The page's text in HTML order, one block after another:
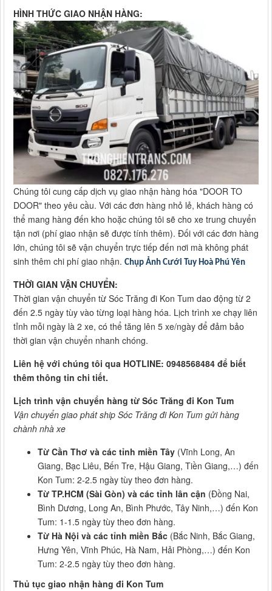
HÌNH THỨC GIAO NHẬN HÀNG:
Chúng tôi cung cấp dịch vụ giao nhận hàng hóa "DOOR TO
DOOR" theo yêu cầu. Với các đơn hàng nhỏ lẻ, khách hàng có
thể mang hàng đến kho hoặc chúng tôi sẽ cho xe trung chuyển
tận nơi (phí giao nhận sẽ được tính thêm). Đối với các đơn hàng
lớn, chúng tôi sẽ vận chuyển trực tiếp đến nơi mà không phát
sinh thêm chi phí giao nhận. Chụp Ảnh Cưới Tuy Hoà Phú Yên
THỜI GIAN VẬN CHUYỂN:
Thời gian vận chuyển từ Sóc Trăng đi Kon Tum dao động từ 2
đến 2.5 ngày tùy vào từng loại hàng hóa. Lịch trình xe chạy liên
tỉnh mỗi ngày là 2 xe, có thể tăng lên 5 xe/ngày để đảm bảo
thời gian vận chuyển nhanh chóng.
Liên hệ với chúng tôi qua HOTLINE: 0948568484 để biết
thêm thông tin chi tiết.
Lịch trình vận chuyển hàng từ Sóc Trăng đi Kon Tum
Vận chuyển giao phát ship Sóc Trăng đi Kon Tum gửi hàng
chành nhà xe
Từ Cần Thơ và các tỉnh miền Tây (Vĩnh Long, An
Giang, Bạc Liêu, Bến Tre, Hậu Giang, Tiền Giang,…) đến
Kon Tum: 2-2.5 ngày tùy theo đơn hàng.
Từ TP.HCM (Sài Gòn) và các tỉnh lân cận (Đồng Nai,
Bình Dương, Long An, Bình Phước, Tây Ninh,…) đến Kon
Tum: 1-1.5 ngày tùy theo đơn hàng.
Từ Hà Nội và các tỉnh miền Bắc (Bắc Ninh, Bắc Giang,
Hưng Yên, Vĩnh Phúc, Hà Nam, Hải Phòng,…) đến Kon
Tum: 2-2.5 ngày tùy theo đơn hàng.
Thủ tục giao nhận hàng đi Kon Tum